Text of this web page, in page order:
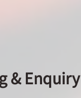
& Enquiry